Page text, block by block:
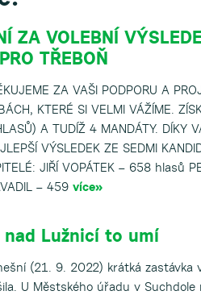
ZA VOLEBNÍ
TŘEBOŇ
ZA VAŠI PODPORU A
KTERÉ SI VELMI VÁŽÍME.
A TUDÍŽ 4 MANDÁTY. DÍKY
VÝSLEDEK ZE SEDMI
JIŘÍ VOPÁTEK – 658 hlasů
– 459 více»
Lužnicí to umí
(21. 9. 2022) krátká zastávka
U Městského úřadu v Suchdole